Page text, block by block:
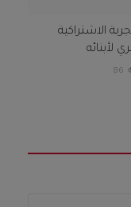
الاشتراكية
لأبنائه
86